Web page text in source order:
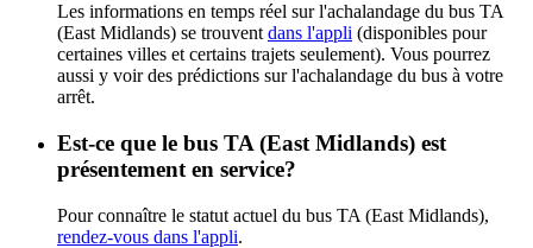
Les informations en temps réel sur l'achalandage du bus TA
(East Midlands) se trouvent dans l'appli (disponibles pour
certaines villes et certains trajets seulement). Vous pourrez
aussi y voir des prédictions sur l'achalandage du bus à votre
arrêt.
Est-ce que le bus TA (East Midlands) est
présentement en service?
Pour connaître le statut actuel du bus TA (East Midlands),
rendez-vous dans l'appli.